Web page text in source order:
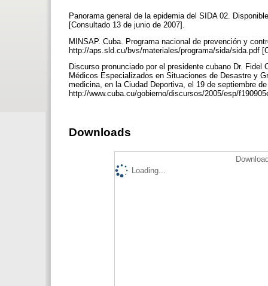
Panorama general de la epidemia del SIDA 02.
[Consultado 13 de junio de 2007].
MINSAP. Cuba. Programa nacional de prevención y
http://aps.sld.cu/bvs/materiales/programa/sida/sida.pdf
Discurso pronunciado por el presidente cubano Dr.
Médicos Especializados en Situaciones de Desastre y
medicina, en la Ciudad Deportiva, el 19 de septiembre
http://www.cuba.cu/gobierno/discursos/2005/esp/
Downloads
Loading...